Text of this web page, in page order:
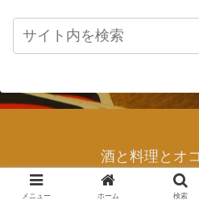
酒と料理とオ
© 2020
メニュー ホーム 検索